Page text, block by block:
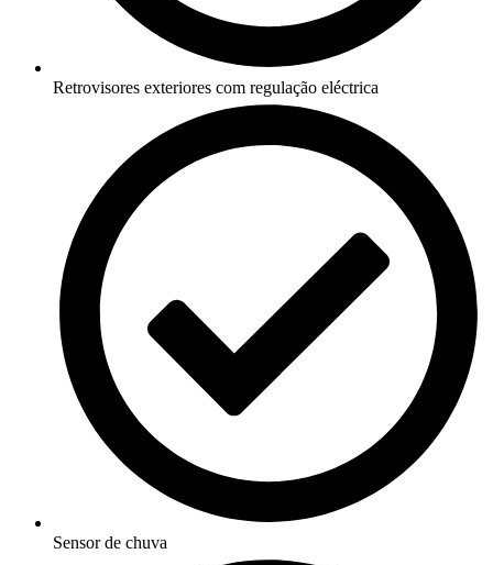
Retrovisores exteriores com regulação eléctrica
Sensor de chuva